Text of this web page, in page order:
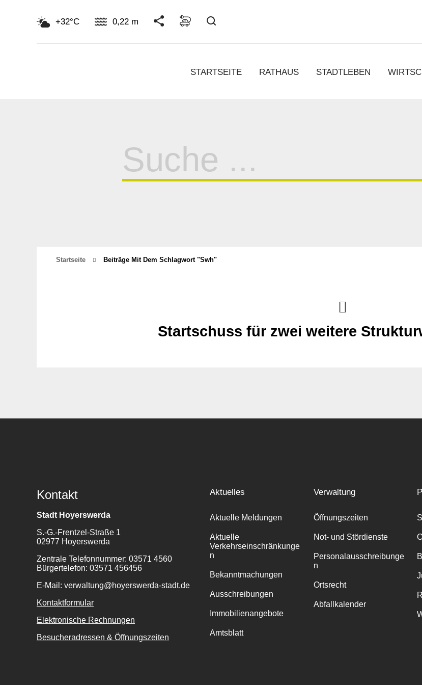
+32°C 0,22 m
STARTSEITE RATHAUS STADTLEBEN
für:
Startseite Beiträge Mit Dem Schlagwort "swh"
Startschuss für zwei weitere
Kontakt
Stadt Hoyerswerda
S.-G.-Frentzel-Straße 1
02977 Hoyerswerda
Zentrale Telefonnummer: 03571 4560
Bürgertelefon: 03571 456456
E-Mail: verwaltung@hoyerswerda-stadt.de
Kontaktformular
Elektronische Rechnungen
Besucheradressen & Öffnungszeiten
Aktuelles
Aktuelle Meldungen
Aktuelle
Verkehrseinschränkunge
n
Bekanntmachungen
Ausschreibungen
Immobilienangebote
Amtsblatt
Verwaltung
Öffnungszeiten
Not- und Stördienste
Personalausschreibunge
n
Ortsrecht
Abfallkalender